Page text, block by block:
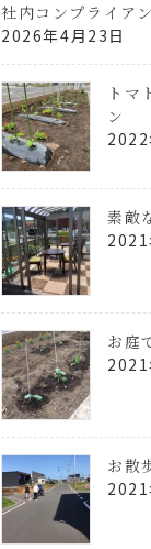
社内コンプライア
2026年4月23日
トマ
ン
素敵
お庭
お散
2021